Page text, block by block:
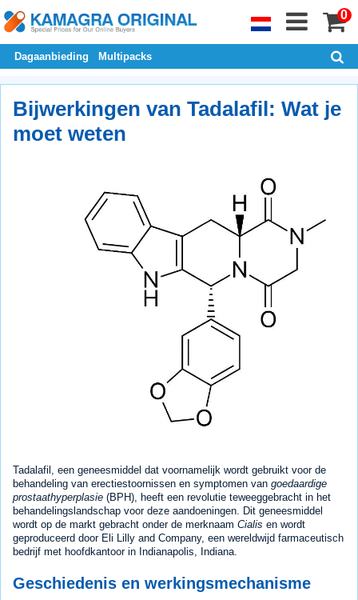
0
Dagaanbieding Multipacks
Bijwerkingen van Tadalafil: Wat je
moet weten
Tadalafil, een geneesmiddel dat voornamelijk wordt gebruikt voor de
behandeling van erectiestoornissen en symptomen van goedaardige
prostaathyperplasie (BPH), heeft een revolutie teweeggebracht in het
behandelingslandschap voor deze aandoeningen. Dit geneesmiddel
wordt op de markt gebracht onder de merknaam Cialis en wordt
geproduceerd door Eli Lilly and Company, een wereldwijd farmaceutisch
bedrijf met hoofdkantoor in Indianapolis, Indiana.
Geschiedenis en werkingsmechanisme